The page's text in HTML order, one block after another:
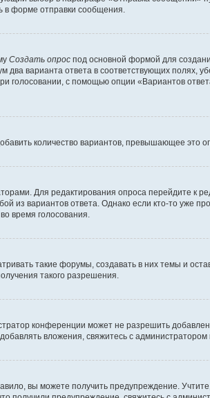
в форме отправки сообщения.
Создать опрос под основной формой для
варианта ответа в соответствующих полях,
голосовании, с помощью опции «Вариантов
количество вариантов, превышающее это
Для редактирования опроса перейдите к
из вариантов ответа. Однако если кто-то уже
время голосования.
такие форумы, создавать в них темы и
такого разрешения.
конференции может не разрешить
вложения, свяжитесь с администратором
вы можете получить предупреждение.